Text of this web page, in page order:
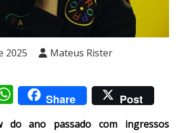
2025
Mateus Rister
WhatsApp
Share Post
do ano passado com ingressos